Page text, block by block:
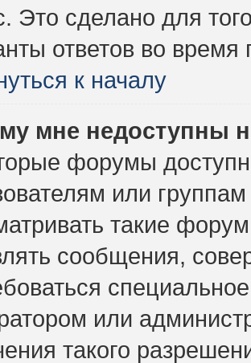
Это сделано для
ответов во время
к началу
мне недоступны
форумы
или
такие
сообщения,
или
такого